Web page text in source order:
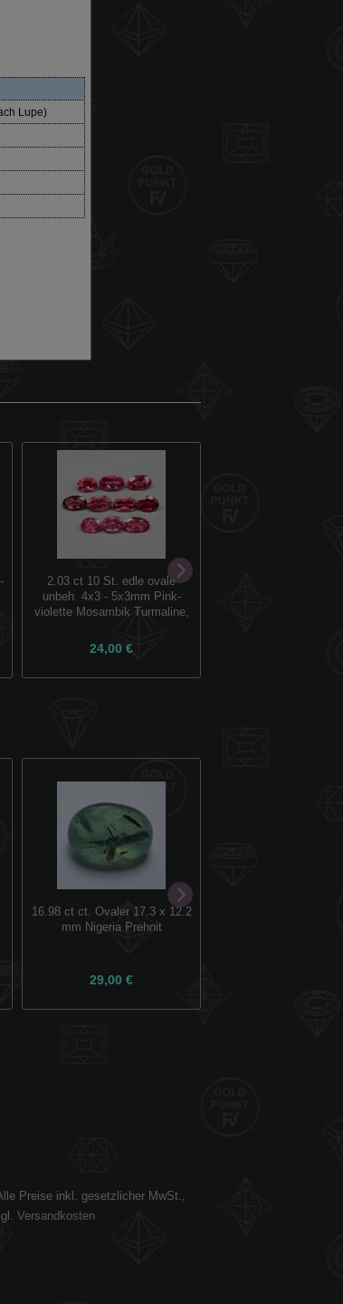
Lupe)
2.03 ct 10 St. edle ovale
unbeh. 4x3 - 5x3mm Pink-
violette Mosambik Turmaline,
24,00 €
16.98 ct ct. Ovaler 17.3 x 12.2
mm Nigeria Prehnit
29,00 €
Preise inkl. gesetzlicher MwSt.,
Versandkosten